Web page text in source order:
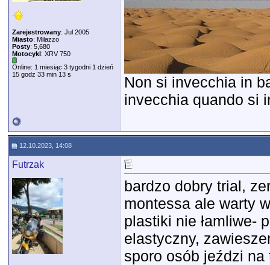
Zarejestrowany: Jul 2005
Miasto: Milazzo
Posty: 5,680
Motocykl: XRV 750
Online: 1 miesiąc 3 tygodni 1 dzień
15 godz 33 min 13 s
Non si invecchia in
invecchia quando si
12.10.2023, 14:08
Futrzak
bardzo dobry trial,
montessa ale warty
plastiki nie łamliwe-
elastyczny,
sporo osób jeździ